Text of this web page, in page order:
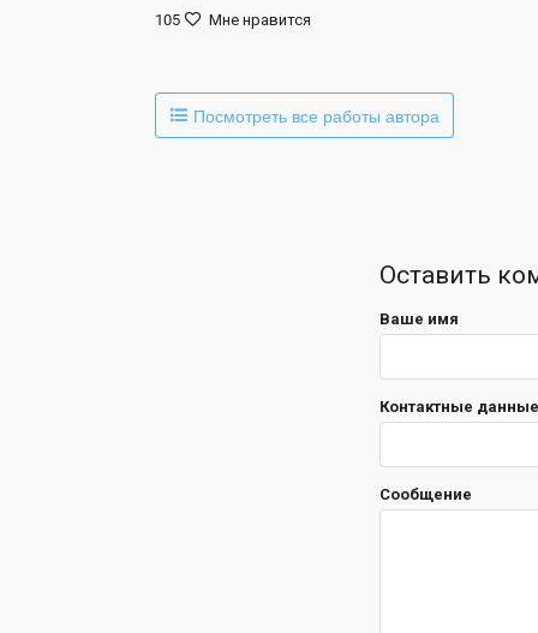
105 Мне нравится
Посмотреть все работы автора
Оставить
Ваше имя
Контактные
Сообщение